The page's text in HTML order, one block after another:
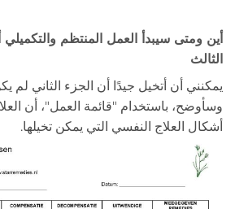
أين ومتى سيبدأ العمل المنتظم
الثالث
يمكنني أن أتخيل جيدًا أن الجزء الثاني
وسأوضح، باستخدام "قائمة العمل"، أن
أشكال العلاج النفسي التي يمكن تخيلها.